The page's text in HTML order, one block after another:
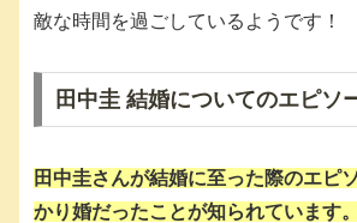
敵な時間を過ごしているようです！
田中圭 結婚についてのエピソ
田中圭さんが結婚に至った際のエピ
かり婚だったことが知られています。